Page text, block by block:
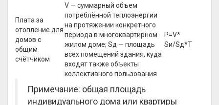
Плата за
отопление для
домов с
общим
счётчиком
V — суммарный объем
потреблённой теплоэнергии
на протяжении конкретного
периода в многоквартирном
жилом доме; Sд — площадь
всех помещений здания, куда
входят также объекты
коллективного пользования
P=V*
Sи/Sд*T
Примечание: общая площадь
индивидуального дома или квартиры